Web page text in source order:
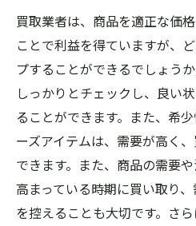
買取業者は、商品を適正な価
ことで利益を得ていますが、
プすることができるでしょう
しっかりとチェックし、良い
ることができます。また、希
ーズアイテムは、需要が高く
できます。また、商品の需要
高まっている時期に買い取り
を控えることも大切です。さ